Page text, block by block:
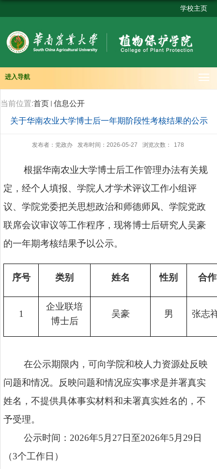
学校主页
进入导航
当前位置:首页 信息公开
关于华南农业大学博士后一年期阶段性考核结果的公示
发布者：党政办 发布时间：2026-05-27 浏览次数： 178
根据华南农业大学博士后工作管理办法有关规
定，经个人填报、学院人才学术评议工作小组评
议、学院党委把关思想政治和师德师风、学院党政
联席会议审议等工作程序，现将博士后研究人吴豪
的一年期考核结果予以公示。
序号 类别 姓名 性别 合
1
企业联培
博士后
吴豪 男 张志
在公示期限内，可向学院和校人力资源处反映
问题和情况。反映问题和情况应实事求是并署真实
姓名，不提供具体事实材料和未署真实姓名的，不
予受理。
公示时间： 2026年5月27日至2026年5月29日
（3个工作日）